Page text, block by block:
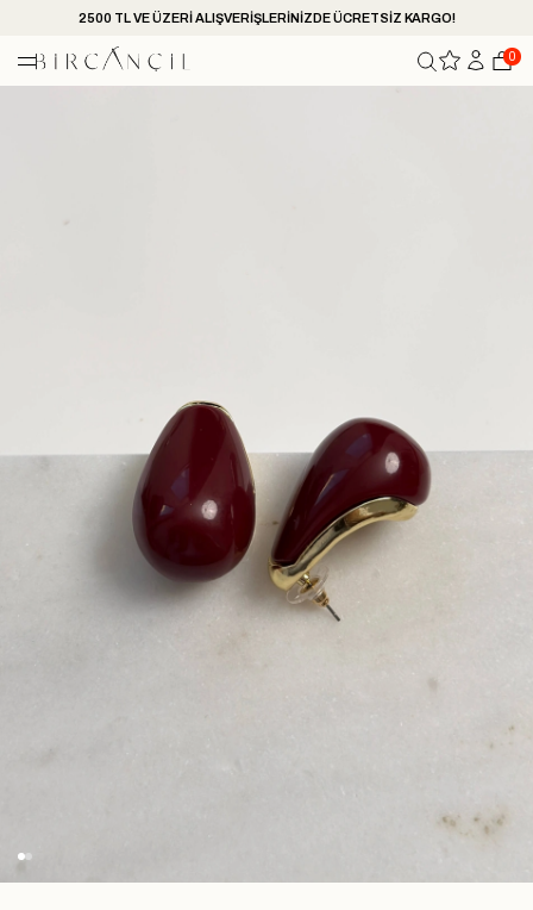
2500 TL VE ÜZERİ ALIŞVERİŞLERİNİZDE ÜCRETSİZ KARGO!
0